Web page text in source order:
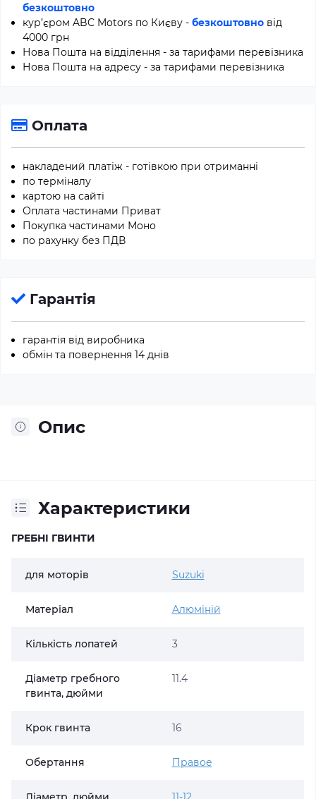
безкоштовно
кур’єром ABC Motors по Києву - безкоштовно від
4000 грн
Нова Пошта на відділення - за тарифами перевізника
Нова Пошта на адресу - за тарифами перевізника
Оплата
накладений платіж - готівкою при отриманні
по терміналу
картою на сайті
Оплата частинами Приват
Покупка частинами Моно
по рахунку без ПДВ
Гарантія
гарантія від виробника
обмін та повернення 14 днів
Опис
Характеристики
ГРЕБНІ ГВИНТИ
для моторів Suzuki
Матеріал Алюміній
Кількість лопатей 3
Діаметр гребного
гвинта, дюйми
11.4
Крок гвинта 16
Обертання Правое